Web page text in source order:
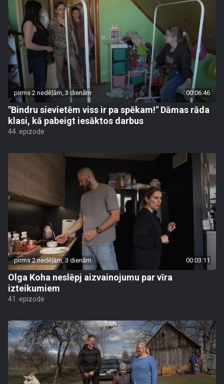
pirms 2 nedēļām, 3 dienām 00:06:46
"Bindru sievietēm viss ir pa spēkam!" Dāmas rāda
klasi, kā pabeigt iesāktos darbus
44. epizode
pirms 2 nedēļām, 3 dienām 00:03:11
Olga Koha neslēpj aizvainojumu par vīra
izteikumiem
41. epizode